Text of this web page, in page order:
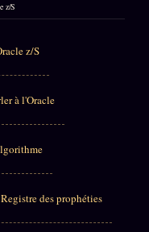
z/S
z/S
à l'Oracle
des prophéties